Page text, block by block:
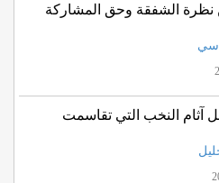
نظرة الشفقة وحق المشاركة
آثام النخب التي تقاسمت